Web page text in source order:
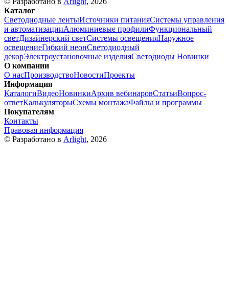
Каталог
Светодиодные лентыИсточники питанияСистемы управления
и автоматизацииАлюминиевые профилиФункциональный
светДизайнерский светСистемы освещенияНаружное
освещениеГибкий неонСветодиодный
декорЭлектроустановочные изделияСветодиоды Новинки
О компании
О насПроизводствоНовостиПроекты
Информация
КаталогиВидеоНовинкиАрхив вебинаровСтатьиВопрос-
ответКалькуляторыСхемы монтажаФайлы и программы
Покупателям
Контакты
Правовая информация
© Разработано в Arlight, 2026